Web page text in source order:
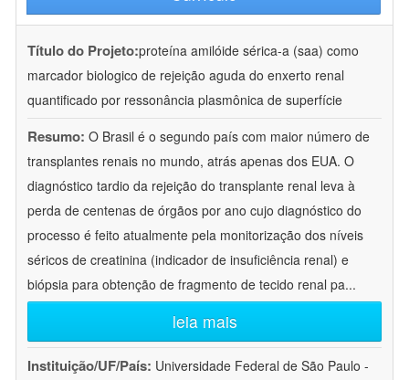
Título do Projeto:proteína amilóide sérica-a (saa) como
marcador biologico de rejeição aguda do enxerto renal
quantificado por ressonância plasmônica de superfície
Resumo: O Brasil é o segundo país com maior número de
transplantes renais no mundo, atrás apenas dos EUA. O
diagnóstico tardio da rejeição do transplante renal leva à
perda de centenas de órgãos por ano cujo diagnóstico do
processo é feito atualmente pela monitorização dos níveis
séricos de creatinina (indicador de insuficiência renal) e
biópsia para obtenção de fragmento de tecido renal pa...
leia mais
Instituição/UF/País: Universidade Federal de São Paulo -